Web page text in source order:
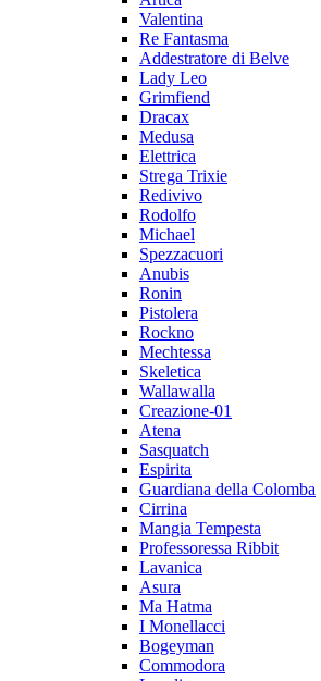
Valentina
Re Fantasma
Addestratore di Belve
Lady Leo
Grimfiend
Dracax
Medusa
Elettrica
Strega Trixie
Redivivo
Rodolfo
Michael
Spezzacuori
Anubis
Ronin
Pistolera
Rockno
Mechtessa
Skeletica
Wallawalla
Creazione-01
Atena
Sasquatch
Espirita
Guardiana della Colomba
Cirrina
Mangia Tempesta
Professoressa Ribbit
Lavanica
Asura
Ma Hatma
I Monellacci
Bogeyman
Commodora